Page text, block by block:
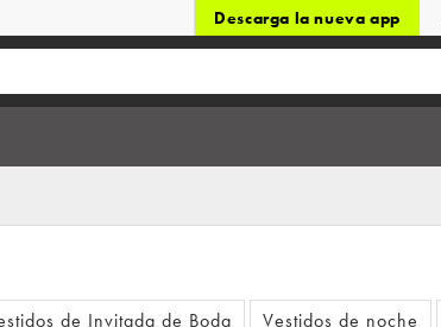
Descarga la nueva app
de Invitada de Boda Vestidos de noche